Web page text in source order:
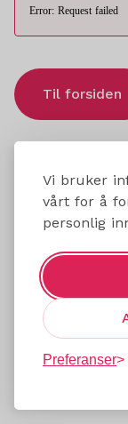
Vi bruker
vårt for å
personlig
Preferanser
Error: Request failed
Til forsiden